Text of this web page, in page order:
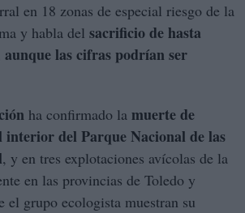
en 18 zonas de especial riesgo de la
y habla del sacrificio de hasta
aunque las cifras podrían ser
ha confirmado la muerte de
interior del Parque Nacional de las
, y en tres explotaciones avícolas de la
en las provincias de Toledo y
el grupo ecologista muestran su